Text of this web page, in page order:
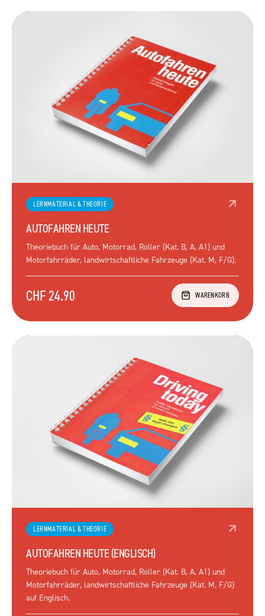
LERNMATERIAL & THEORIE
AUTOFAHREN HEUTE
Theoriebuch für Auto, Motorrad, Roller (Kat. B, A, A1) und
Motorfahrräder, landwirtschaftliche Fahrzeuge (Kat. M, F/G).
CHF 24.90 WARENKORB
LERNMATERIAL & THEORIE
AUTOFAHREN HEUTE (ENGLISCH)
Theoriebuch für Auto, Motorrad, Roller (Kat. B, A, A1) und
Motorfahrräder, landwirtschaftliche Fahrzeuge (Kat. M, F/G)
auf Englisch.